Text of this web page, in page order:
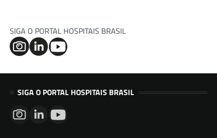
SIGA O PORTAL HOSPITAIS BRASIL
SIGA O PORTAL HOSPITAIS BRASIL